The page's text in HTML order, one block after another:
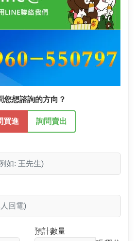
您想諮詢的方向？
買進 詢問賣出
預計數量